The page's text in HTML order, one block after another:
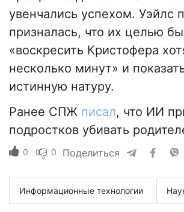
увенчались успехом. Уэйлс
призналась, что их целью
«воскресить Кристофера
несколько минут» и
истинную натуру.
Ранее СПЖ писал, что ИИ
подростков убивать
0 0 Поделиться
Информационные технологии